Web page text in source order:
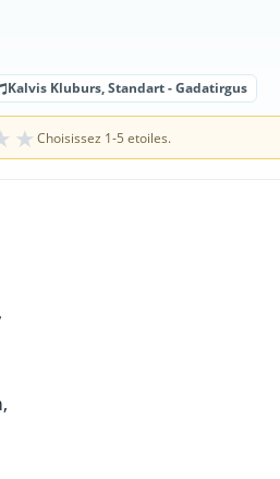
Kalvis Kluburs, Standart - Gadatirgus
★ Choisissez 1-5 etoiles.